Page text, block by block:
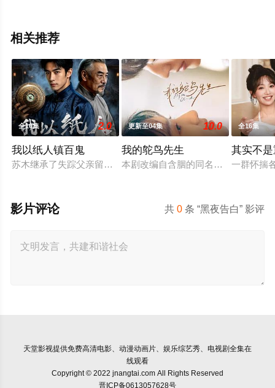
相关推荐
全10集 2.0
我以纸人镇百鬼
苏木继承了失踪父亲留下的白事馆，本想低调扎纸维生，却因
更新至04集 10.0
我的鸵鸟先生
本剧改编自含胭的同名小说，讲述了
全16集
其实不
一群怀揣
共0 条 “黑夜告白” 影评
影片评论
天堂影视提供免费高清电影、动漫动画片、娱乐综艺秀、电视剧全集在
线观看
Copyright © 2022 jnangtai.com All Rights Reserved
晋ICP备0613057628号